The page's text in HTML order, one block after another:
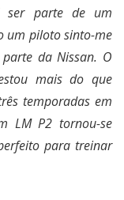
ser parte de um
um piloto sinto-me
da Nissan. O
mais do que
temporadas em
LM P2 tornou-se
para treinar